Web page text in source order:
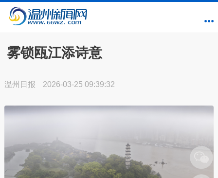
雾锁瓯江添诗意
温州日报 2026-03-25 09:39:32